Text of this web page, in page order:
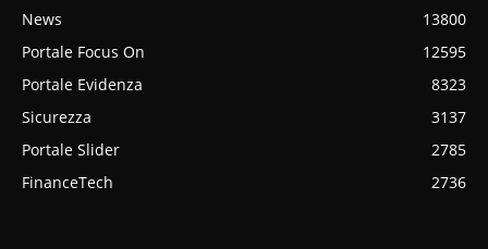
News
13800
Portale Focus On
12595
Portale Evidenza
8323
Sicurezza
3137
Portale Slider
2785
FinanceTech
2736